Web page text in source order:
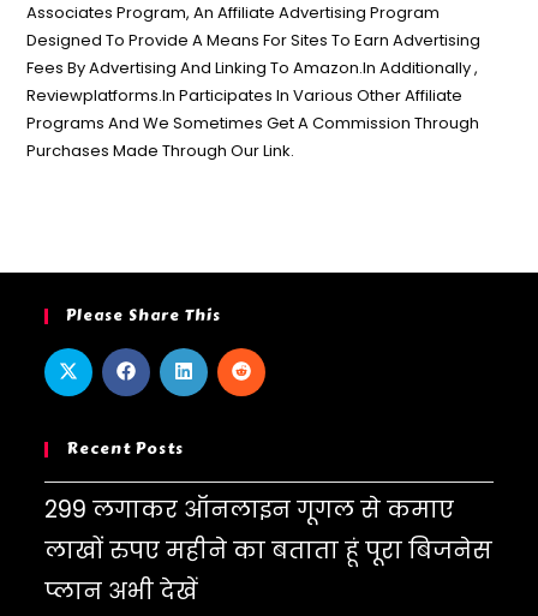
Associates Program, An Affiliate Advertising Program
Designed To Provide A Means For Sites To Earn Advertising
Fees By Advertising And Linking To Amazon.In Additionally ,
Reviewplatforms.In Participates In Various Other Affiliate
Programs And We Sometimes Get A Commission Through
Purchases Made Through Our Link.
Please Share This
Recent Posts
299 लगाकर ऑनलाइन गूगल से कमाए
लाखों रुपए महीने का बताता हूं पूरा बिजनेस
प्लान अभी देखें